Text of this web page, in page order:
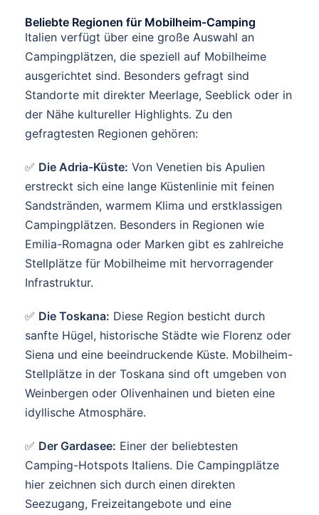
Beliebte Regionen für Mobilheim-Camping
Italien verfügt über eine große Auswahl an
Campingplätzen, die speziell auf Mobilheime
ausgerichtet sind. Besonders gefragt sind
Standorte mit direkter Meerlage, Seeblick oder in
der Nähe kultureller Highlights. Zu den
gefragtesten Regionen gehören:
✅ Die Adria-Küste: Von Venetien bis Apulien
erstreckt sich eine lange Küstenlinie mit feinen
Sandstränden, warmem Klima und erstklassigen
Campingplätzen. Besonders in Regionen wie
Emilia-Romagna oder Marken gibt es zahlreiche
Stellplätze für Mobilheime mit hervorragender
Infrastruktur.
✅ Die Toskana: Diese Region besticht durch
sanfte Hügel, historische Städte wie Florenz oder
Siena und eine beeindruckende Küste. Mobilheim-
Stellplätze in der Toskana sind oft umgeben von
Weinbergen oder Olivenhainen und bieten eine
idyllische Atmosphäre.
✅ Der Gardasee: Einer der beliebtesten
Camping-Hotspots Italiens. Die Campingplätze
hier zeichnen sich durch einen direkten
Seezugang, Freizeitangebote und eine